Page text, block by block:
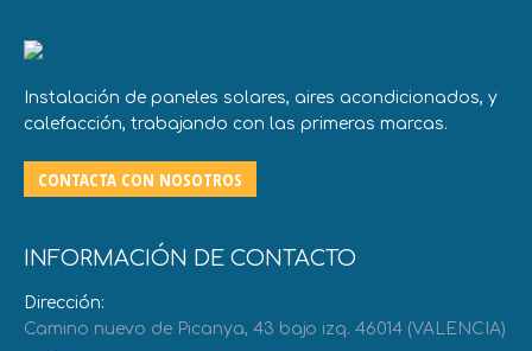
Instalación de paneles solares, aires acondicionados, y
calefacción, trabajando con las primeras marcas.
CONTACTA CON NOSOTROS
INFORMACIÓN DE CONTACTO
Dirección:
Camino nuevo de Picanya, 43 bajo izq. 46014 (VALENCIA)